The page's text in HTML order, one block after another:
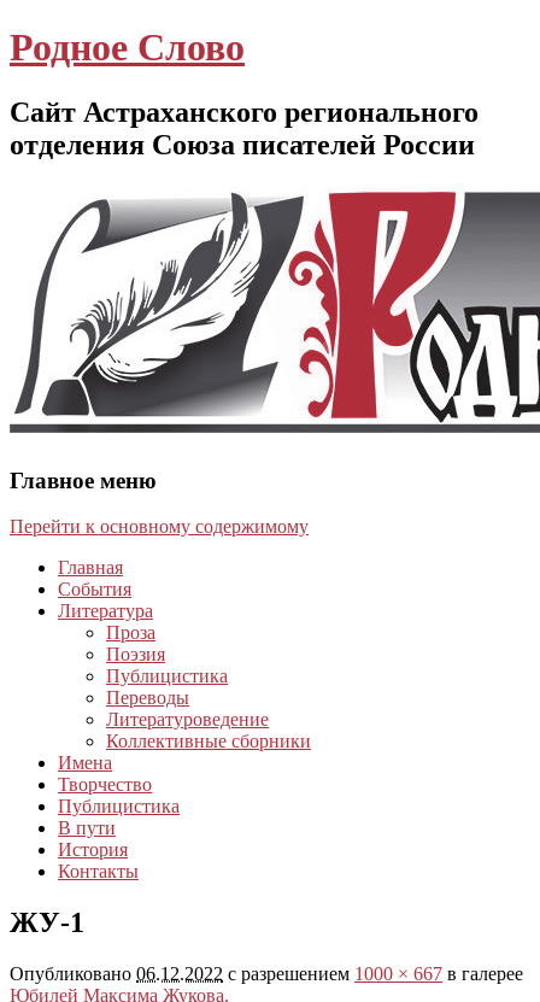
Родное Слово
Сайт Астраханского регионального
отделения Союза писателей России
Главное меню
Перейти к основному содержимому
Главная
События
Литература
Проза
Поэзия
Публицистика
Переводы
Литературоведение
Коллективные сборники
Имена
Творчество
Публицистика
В пути
История
Контакты
ЖУ-1
Опубликовано 06.12.2022 с разрешением 1000 × 667 в галерее
Юбилей Максима Жукова.